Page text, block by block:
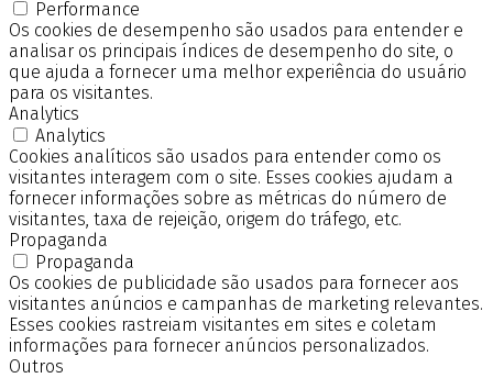
Performance
Os cookies de desempenho são usados para entender e
analisar os principais índices de desempenho do site, o
que ajuda a fornecer uma melhor experiência do usuário
para os visitantes.
Analytics
Analytics
Cookies analíticos são usados para entender como os
visitantes interagem com o site. Esses cookies ajudam a
fornecer informações sobre as métricas do número de
visitantes, taxa de rejeição, origem do tráfego, etc.
Propaganda
Propaganda
Os cookies de publicidade são usados para fornecer aos
visitantes anúncios e campanhas de marketing relevantes.
Esses cookies rastreiam visitantes em sites e coletam
informações para fornecer anúncios personalizados.
Outros